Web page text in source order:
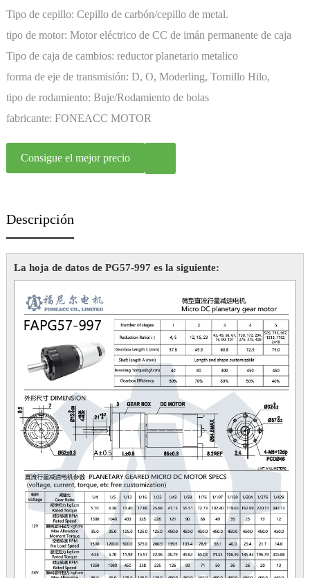
Tipo de cepillo: Cepillo de carbón/cepillo de metal.
tipo de motor: Motor eléctrico de CC de imán permanente de caja
de cambios en miniatura
Tipo de caja de cambios: reductor planetario metalico
forma de eje de transmisión: D, O, Moderling, Tornillo Hilo,
Personalización
tipo de rodamiento: Buje/Rodamiento de bolas
fabricante: FONEACC MOTOR
Consigue el mejor precio
Descripción
La hoja de datos de PG57-997 es la siguiente: